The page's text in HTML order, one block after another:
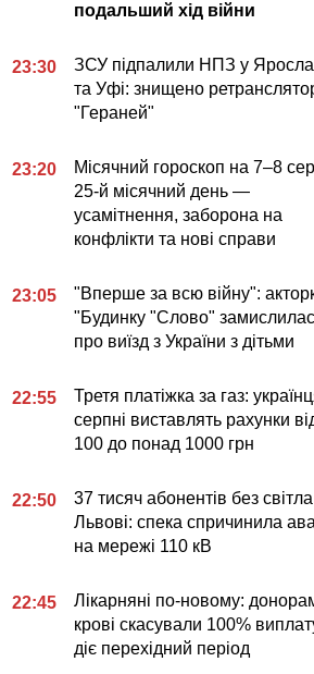
подальший хід війни
23:30
ЗСУ підпалили НПЗ у
та Уфі: знищено
"Гераней"
23:20
Місячний гороскоп на 7–8
25-й місячний день —
усамітнення, заборона на
конфлікти та нові справи
23:05
"Вперше за всю війну":
"Будинку "Слово"
про виїзд з України з дітьми
22:55
Третя платіжка за газ:
серпні виставлять рахунки
100 до понад 1000 грн
22:50
37 тисяч абонентів без
Львові: спека спричинила
на мережі 110 кВ
22:45
Лікарняні по-новому:
крові скасували 100%
діє перехідний період